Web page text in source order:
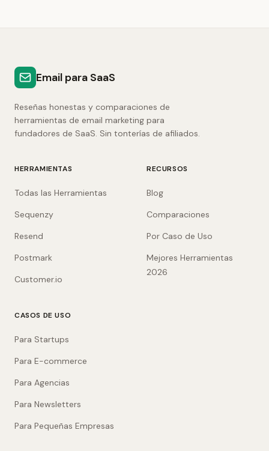
Email para SaaS
Reseñas honestas y comparaciones de
herramientas de email marketing para
fundadores de SaaS. Sin tonterías de afiliados.
HERRAMIENTAS
Todas las Herramientas
Sequenzy
Resend
Postmark
Customer.io
RECURSOS
Blog
Comparaciones
Por Caso de Uso
Mejores Herramientas
2026
CASOS DE USO
Para Startups
Para E-commerce
Para Agencias
Para Newsletters
Para Pequeñas Empresas